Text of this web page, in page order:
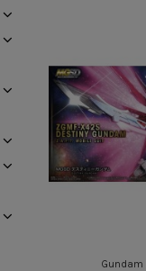
Gundam